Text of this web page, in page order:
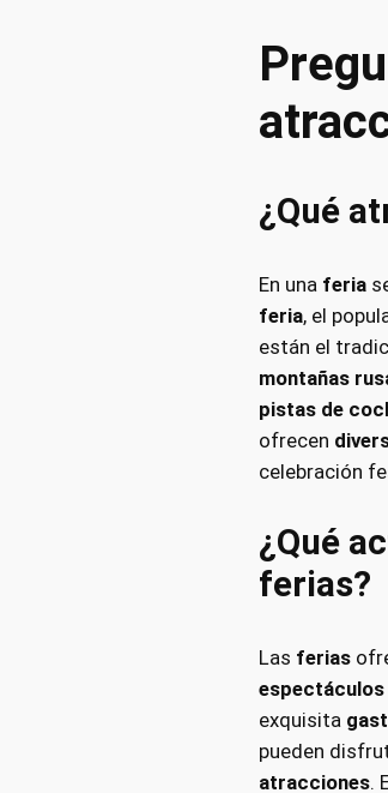
¿Qué
En una feria
feria, el
están el
montañas
pistas de
ofrecen
celebración
¿Qué
ferias?
Las ferias
espectáculos
exquisita
pueden
atracciones.